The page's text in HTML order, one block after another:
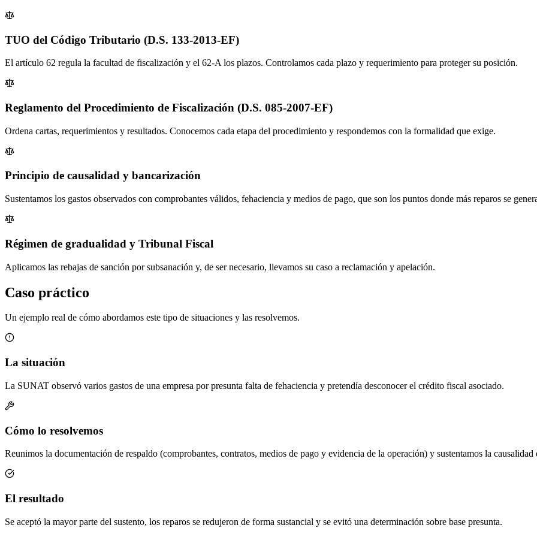
TUO del Código Tributario (D.S. 133-2013-EF)
El artículo 62 regula la facultad de fiscalización y el 62-A los plazos. Controlamos cada plazo y requerimiento para proteger su posición.
Reglamento del Procedimiento de Fiscalización (D.S. 085-2007-EF)
Ordena cartas, requerimientos y resultados. Conocemos cada etapa del procedimiento y respondemos con la formalidad que exige.
Principio de causalidad y bancarización
Sustentamos los gastos observados con comprobantes válidos, fehaciencia y medios de pago, que son los puntos donde más reparos se
Régimen de gradualidad y Tribunal Fiscal
Aplicamos las rebajas de sanción por subsanación y, de ser necesario, llevamos su caso a reclamación y apelación.
Caso práctico
Un ejemplo real de cómo abordamos este tipo de situaciones y las resolvemos.
La situación
La SUNAT observó varios gastos de una empresa por presunta falta de fehaciencia y pretendía desconocer el crédito fiscal asociado.
Cómo lo resolvemos
Reunimos la documentación de respaldo (comprobantes, contratos, medios de pago y evidencia de la operación) y sustentamos la
El resultado
Se aceptó la mayor parte del sustento, los reparos se redujeron de forma sustancial y se evitó una determinación sobre base presunta.